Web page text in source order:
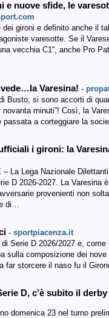
e nuove sfide, le
gironi e definito anche il
varesotte. Se il
vecchia C1“, anche Pro
Varesina! -
Busto, si sono accorti di
novanta minuti”! Così, la
passata a corteggiare la
i gironi: la
La Lega Nazionale
D 2026-2027. La Varesina
provenienti non
di…
- sportpiacenza.it
di Serie D 2026/2027 e,
sulla composizione dei
a far storcere il naso fu il
D, c’è subito il
domenica 23 nel turno